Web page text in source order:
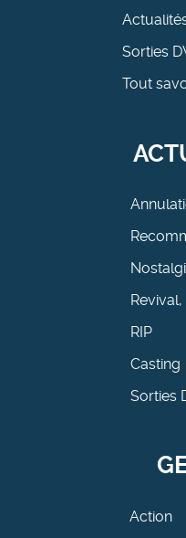
Sorties
Tout
RIP
Casting
Sorties
Action